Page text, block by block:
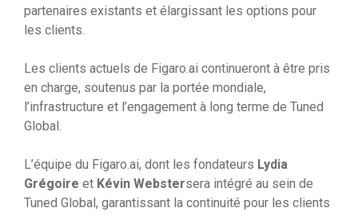
partenaires existants et élargissant les options pour
les clients.
Les clients actuels de Figaro.ai continueront à être pris
en charge, soutenus par la portée mondiale,
l’infrastructure et l’engagement à long terme de Tuned
Global.
L’équipe du Figaro.ai, dont les fondateurs Lydia
Grégoire et Kévin Webstersera intégré au sein de
Tuned Global, garantissant la continuité pour les clients